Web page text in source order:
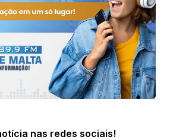
nas redes sociais!